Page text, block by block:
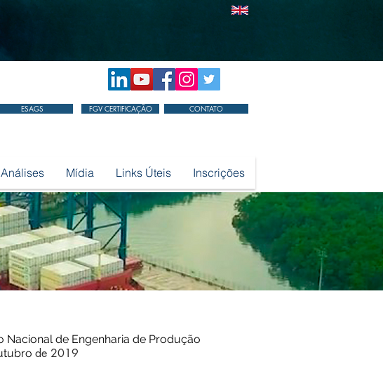
ESAGS FGV CERTIFICAÇÃO CONTATO
Mídia Links Úteis Inscrições
Nacional de Engenharia de Produção
de 2019